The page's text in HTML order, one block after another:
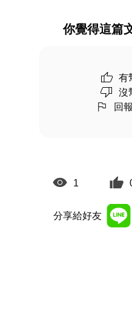
你覺得這篇
有
沒
回
1
分享給好友